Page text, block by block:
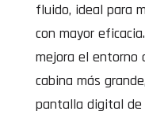
fluido, ideal para
con mayor
mejora el entorno
cabina más
pantalla digital de